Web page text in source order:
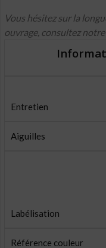
Vous hésitez sur la
ouvrage, consultez notre
Entretien
Aiguilles
Labélisation
Référence couleur